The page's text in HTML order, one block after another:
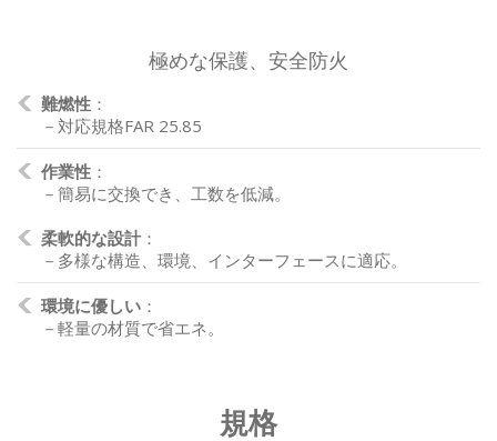
極めな保護、安全防火
難燃性 ：
－対応規格FAR 25.85
作業性 ：
－簡易に交換でき、工数を低減。
柔軟的な設計：
－多様な構造、環境、インターフェースに適応。
環境に優しい ：
－軽量の材質で省エネ。
規格